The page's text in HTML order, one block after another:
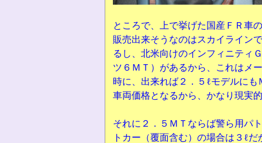
ところで、上で挙げた国産ＦＲ車
販売出来そうなのはスカイライン
るし、北米向けのインフィニティ
ツ６ＭＴ）があるから、これはメ
時に、出来れば２．５ℓモデルに
車両価格となるから、かなり現実
それに２．５ＭＴならば警ら用パ
トカー（覆面含む）の場合は３ℓ